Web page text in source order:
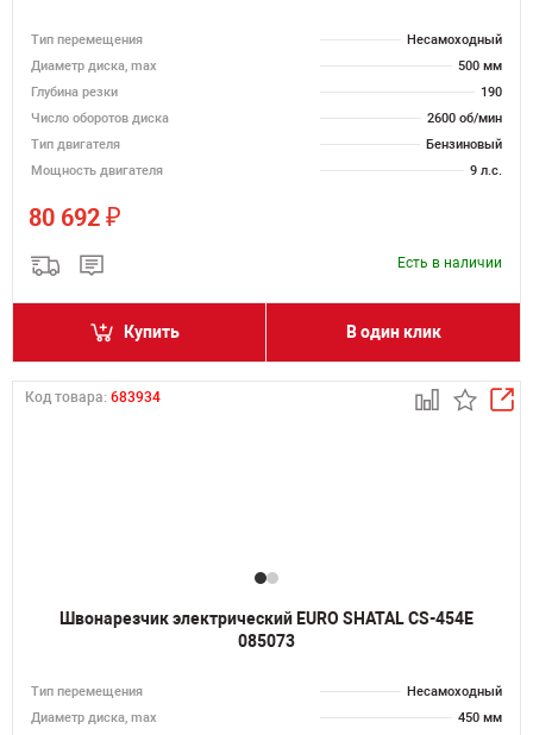
Тип перемещения
Несамоходный
Диаметр диска, max
500 мм
Глубина резки
190
Число оборотов диска
2600 об/мин
Тип двигателя
Бензиновый
Мощность двигателя
9 л.с.
80 692 ₽
Есть в наличии
Купить В один клик
Код товара: 683934
Швонарезчик электрический EURO SHATAL CS-454E
085073
Тип перемещения
Несамоходный
Диаметр диска, max
450 мм